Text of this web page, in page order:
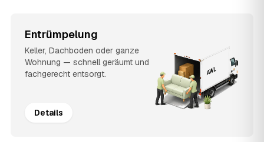
Entrümpelung
Keller, Dachboden oder ganze
Wohnung — schnell geräumt und
fachgerecht entsorgt.
Details